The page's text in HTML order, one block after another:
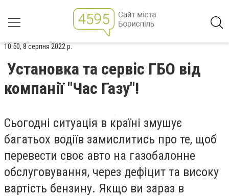
10:50, 8 серпня 2022 р.
Установка та сервіс ГБО від
компанії "Час Газу"!
Сьогодні ситуація в країні змушує
багатьох водіїв замислитись про те, щоб
перевести своє авто на газобалонне
обслуговування, через дефіцит та високу
вартість бензину. Якщо ви зараз в